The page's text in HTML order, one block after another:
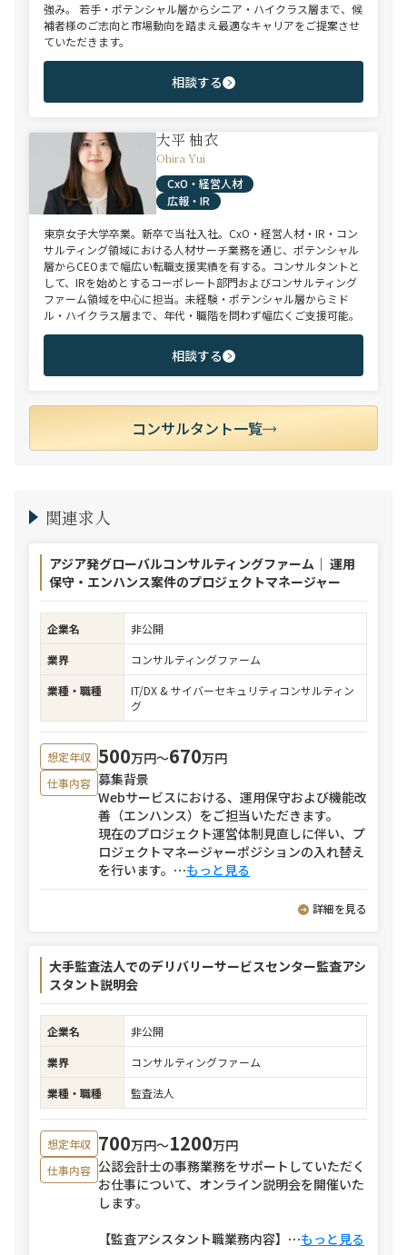
強み。 若手・ポテンシャル層からシニア・ハイクラス層まで、候
補者様のご志向と市場動向を踏まえ最適なキャリアをご提案させ
ていただきます。
相談する
大平 柚衣
Ohira Yui
CxO・経営人材
広報・IR
東京女子大学卒業。新卒で当社入社。CxO・経営人材・IR・コン
サルティング領域における人材サーチ業務を通じ、ポテンシャル
層からCEOまで幅広い転職支援実績を有する。コンサルタントと
して、IRを始めとするコーポレート部門およびコンサルティング
ファーム領域を中心に担当。未経験・ポテンシャル層からミド
ル・ハイクラス層まで、年代・職階を問わず幅広くご支援可能。
相談する
コンサルタント一覧
関連求人
アジア発グローバルコンサルティングファーム｜ 運用
保守・エンハンス案件のプロジェクトマネージャー
企業名
非公開
業界
コンサルティングファーム
業種・職種
IT/DX & サイバーセキュリティコンサルティン
グ
想定年収 500万円〜670万円
仕事内容 募集背景
Webサービスにおける、運用保守および機能改
善（エンハンス）をご担当いただきます。
現在のプロジェクト運営体制見直しに伴い、プ
ロジェクトマネージャーポジションの入れ替え
を行います。 ⋯もっと見る
詳細を見る
大手監査法人でのデリバリーサービスセンター監査アシ
スタント説明会
企業名
非公開
業界
コンサルティングファーム
業種・職種
監査法人
想定年収 700万円〜1200万円
仕事内容 公認会計士の事務業務をサポートしていただく
お仕事について、オンライン説明会を開催いた
します。
【監査アシスタント職業務内容】 ⋯もっと見る